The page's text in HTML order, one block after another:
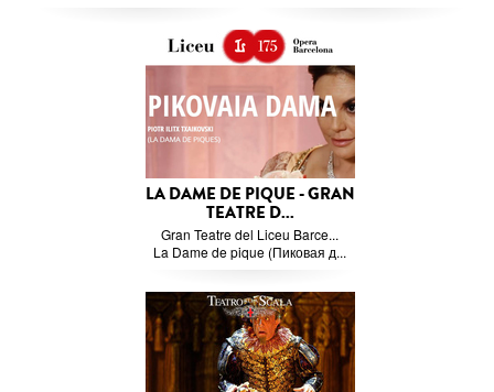
LA DAME DE PIQUE - GRAN
TEATRE D...
Gran Teatre del Liceu Barce...
La Dame de pique (Пиковая д...